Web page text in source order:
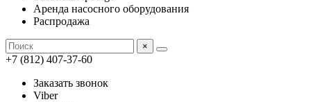
Аренда насосного оборудования
Распродажа
×
+7 (812) 407-37-60
Заказать звонок
Viber